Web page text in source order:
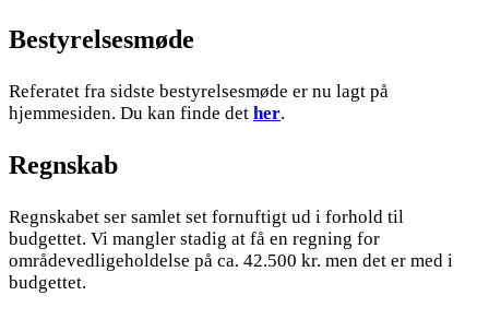
Bestyrelsesmøde
Referatet fra sidste bestyrelsesmøde er nu lagt på
hjemmesiden. Du kan finde det her.
Regnskab
Regnskabet ser samlet set fornuftigt ud i forhold til
budgettet. Vi mangler stadig at få en regning for
områdevedligeholdelse på ca. 42.500 kr. men det er med i
budgettet.